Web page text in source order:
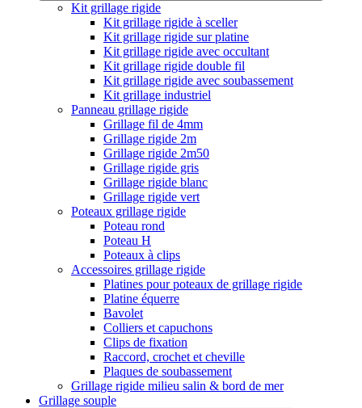
Kit grillage rigide
Kit grillage rigide à sceller
Kit grillage rigide sur platine
Kit grillage rigide avec occultant
Kit grillage rigide double fil
Kit grillage rigide avec soubassement
Kit grillage industriel
Panneau grillage rigide
Grillage fil de 4mm
Grillage rigide 2m
Grillage rigide 2m50
Grillage rigide gris
Grillage rigide blanc
Grillage rigide vert
Poteaux grillage rigide
Poteau rond
Poteau H
Poteaux à clips
Accessoires grillage rigide
Platines pour poteaux de grillage rigide
Platine équerre
Bavolet
Colliers et capuchons
Clips de fixation
Raccord, crochet et cheville
Plaques de soubassement
Grillage rigide milieu salin & bord de mer
Grillage souple